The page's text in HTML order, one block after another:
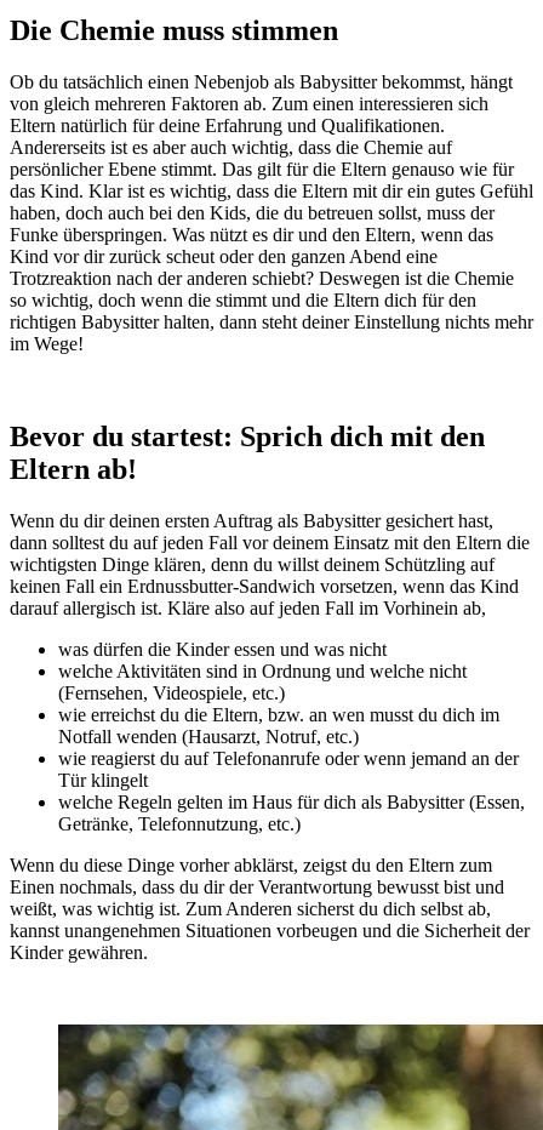
Die Chemie muss stimmen
Ob du tatsächlich einen Nebenjob als Babysitter bekommst, hängt
von gleich mehreren Faktoren ab. Zum einen interessieren sich
Eltern natürlich für deine Erfahrung und Qualifikationen.
Andererseits ist es aber auch wichtig, dass die Chemie auf
persönlicher Ebene stimmt. Das gilt für die Eltern genauso wie für
das Kind. Klar ist es wichtig, dass die Eltern mit dir ein gutes Gefühl
haben, doch auch bei den Kids, die du betreuen sollst, muss der
Funke überspringen. Was nützt es dir und den Eltern, wenn das
Kind vor dir zurück scheut oder den ganzen Abend eine
Trotzreaktion nach der anderen schiebt? Deswegen ist die Chemie
so wichtig, doch wenn die stimmt und die Eltern dich für den
richtigen Babysitter halten, dann steht deiner Einstellung nichts mehr
im Wege!
Bevor du startest: Sprich dich mit den
Eltern ab!
Wenn du dir deinen ersten Auftrag als Babysitter gesichert hast,
dann solltest du auf jeden Fall vor deinem Einsatz mit den Eltern die
wichtigsten Dinge klären, denn du willst deinem Schützling auf
keinen Fall ein Erdnussbutter-Sandwich vorsetzen, wenn das Kind
darauf allergisch ist. Kläre also auf jeden Fall im Vorhinein ab,
was dürfen die Kinder essen und was nicht
welche Aktivitäten sind in Ordnung und welche nicht
(Fernsehen, Videospiele, etc.)
wie erreichst du die Eltern, bzw. an wen musst du dich im
Notfall wenden (Hausarzt, Notruf, etc.)
wie reagierst du auf Telefonanrufe oder wenn jemand an der
Tür klingelt
welche Regeln gelten im Haus für dich als Babysitter (Essen,
Getränke, Telefonnutzung, etc.)
Wenn du diese Dinge vorher abklärst, zeigst du den Eltern zum
Einen nochmals, dass du dir der Verantwortung bewusst bist und
weißt, was wichtig ist. Zum Anderen sicherst du dich selbst ab,
kannst unangenehmen Situationen vorbeugen und die Sicherheit der
Kinder gewähren.